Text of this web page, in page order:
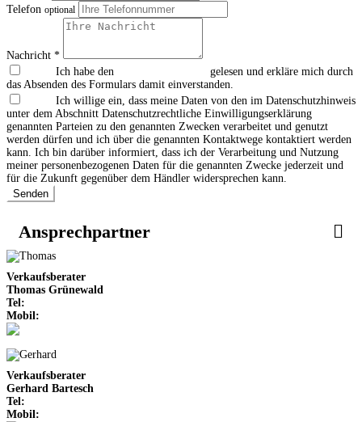
Telefon optional
Nachricht *
Ich habe den
gelesen und erkläre mich durch
das Absenden des Formulars damit einverstanden.
Ich willige ein, dass meine Daten von den im Datenschutzhinweis
unter dem Abschnitt Datenschutzrechtliche Einwilligungserklärung
genannten Parteien zu den genannten Zwecken verarbeitet und genutzt
werden dürfen und ich über die genannten Kontaktwege kontaktiert werden
kann. Ich bin darüber informiert, dass ich der Verarbeitung und Nutzung
meiner personenbezogenen Daten für die genannten Zwecke jederzeit und
für die Zukunft gegenüber dem Händler widersprechen kann.
Senden
Ansprechpartner
Verkaufsberater
Thomas Grünewald
Tel:
Mobil:
Verkaufsberater
Gerhard Bartesch
Tel:
Mobil: